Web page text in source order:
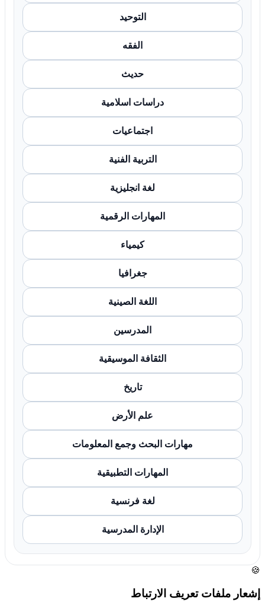
التوحيد
الفقه
حديث
دراسات اسلامية
اجتماعيات
التربية الفنية
لغة انجليزية
المهارات الرقمية
كيمياء
جغرافيا
اللغة الصينية
المدرسين
الثقافة الموسيقية
تاريخ
علم الأرض
مهارات البحث وجمع المعلومات
المهارات التطبيقية
لغة فرنسية
الإدارة المدرسية
🍪
إشعار ملفات تعريف الارتباط